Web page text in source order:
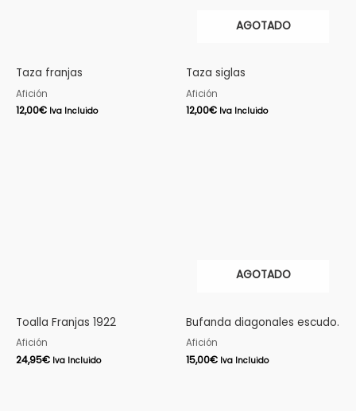
Taza franjas
Afición
12,00€ Iva Incluido
AGOTADO
Taza siglas
Afición
12,00€ Iva Incluido
Toalla Franjas 1922
Afición
24,95€ Iva Incluido
AGOTADO
Bufanda diagonales escudo.
Afición
15,00€ Iva Incluido